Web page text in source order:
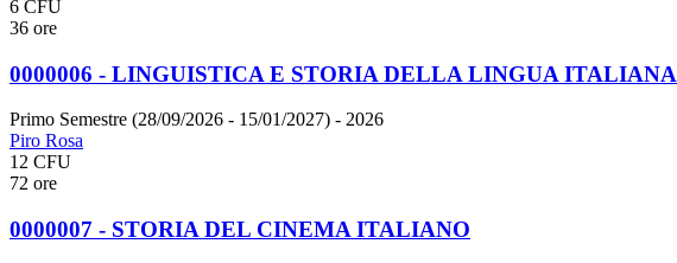
6 CFU
36 ore
0000006 - LINGUISTICA E STORIA DELLA LINGUA ITALIANA
Primo Semestre (28/09/2026 - 15/01/2027) - 2026
Piro Rosa
12 CFU
72 ore
0000007 - STORIA DEL CINEMA ITALIANO